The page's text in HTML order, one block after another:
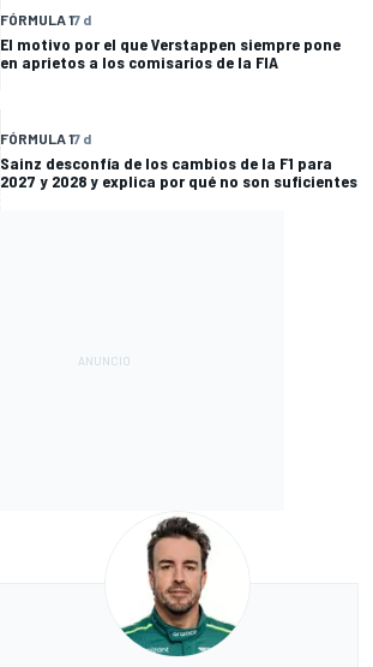
FÓRMULA 17 d
El motivo por el que Verstappen siempre pone
en aprietos a los comisarios de la FIA
FÓRMULA 17 d
Sainz desconfía de los cambios de la F1 para
2027 y 2028 y explica por qué no son suficientes